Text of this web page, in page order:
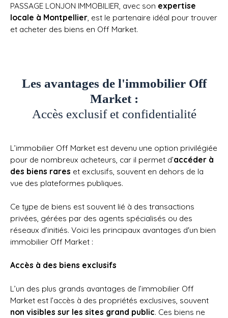
PASSAGE LONJON IMMOBILIER, avec son expertise
locale à Montpellier, est le partenaire idéal pour trouver
et acheter des biens en Off Market.
Les avantages de l'immobilier Off
Market :
Accès exclusif et confidentialité
L’immobilier Off Market est devenu une option privilégiée
pour de nombreux acheteurs, car il permet d’accéder à
des biens rares et exclusifs, souvent en dehors de la
vue des plateformes publiques.
Ce type de biens est souvent lié à des transactions
privées, gérées par des agents spécialisés ou des
réseaux d’initiés. Voici les principaux avantages d'un bien
immobilier Off Market :
Accès à des biens exclusifs
L’un des plus grands avantages de l’immobilier Off
Market est l’accès à des propriétés exclusives, souvent
non visibles sur les sites grand public. Ces biens ne